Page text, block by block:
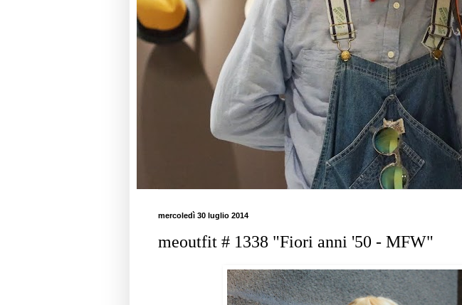
mercoledì 30 luglio 2014
meoutfit # 1338 "Fiori anni '50 - MFW"